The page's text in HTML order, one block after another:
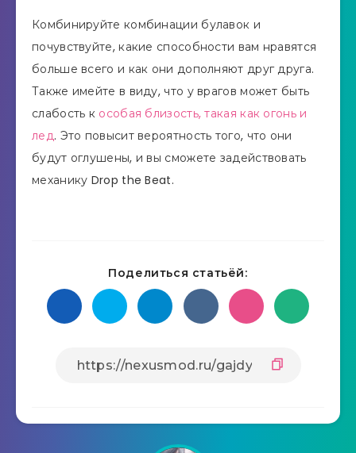
Комбинируйте комбинации булавок и
почувствуйте, какие способности вам нравятся
больше всего и как они дополняют друг друга.
Также имейте в виду, что у врагов может быть
слабость к особая близость, такая как огонь и
лед. Это повысит вероятность того, что они
будут оглушены, и вы сможете задействовать
механику Drop the Beat.
Поделиться статьёй: